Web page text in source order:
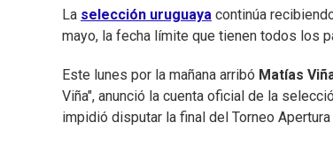
La selección uruguaya continúa
mayo, la fecha límite que tienen todos los
Este lunes por la mañana arribó Matías
Viña", anunció la cuenta oficial de la
impidió disputar la final del Torneo